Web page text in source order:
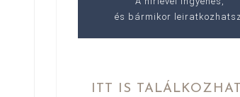
és bármikor
ITT IS